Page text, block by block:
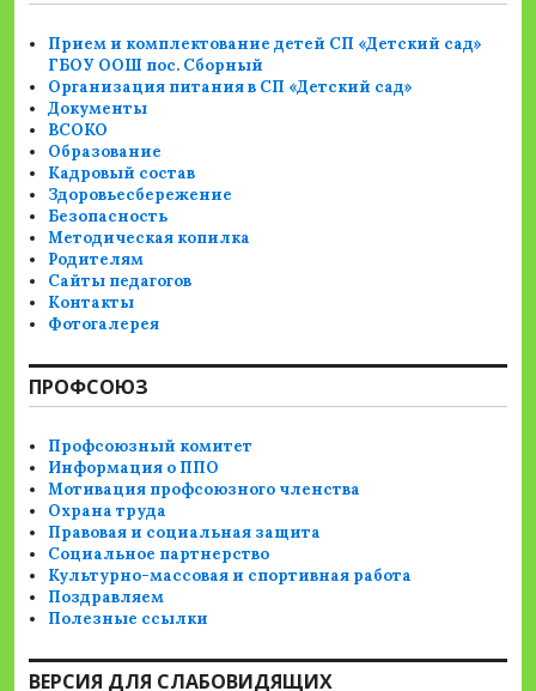
Прием и комплектование детей СП «Детский сад»
ГБОУ ООШ пос. Сборный
Организация питания в СП «Детский сад»
Документы
ВСОКО
Образование
Кадровый состав
Здоровьесбережение
Безопасность
Методическая копилка
Родителям
Сайты педагогов
Контакты
Фотогалерея
ПРОФСОЮЗ
Профсоюзный комитет
Информация о ППО
Мотивация профсоюзного членства
Охрана труда
Правовая и социальная защита
Социальное партнерство
Культурно-массовая и спортивная работа
Поздравляем
Полезные ссылки
ВЕРСИЯ ДЛЯ СЛАБОВИДЯЩИХ